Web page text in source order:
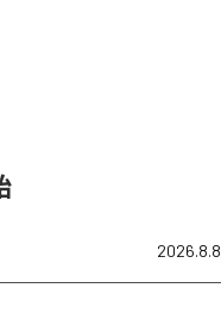
2026.8.8